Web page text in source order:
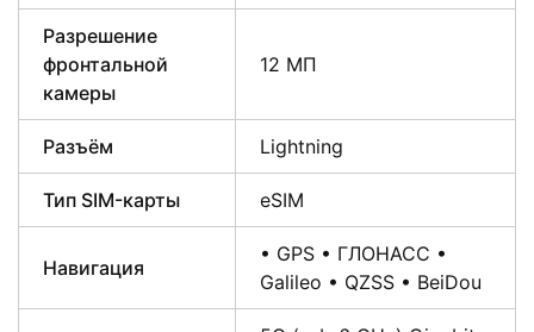
Разрешение
фронтальной
камеры
12 МП
Разъём Lightning
Тип SIM-карты eSIM
Навигация
• GPS • ГЛОНАСС •
Galileo • QZSS • BeiDou